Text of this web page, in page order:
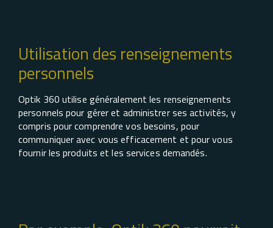
Utilisation des renseignements
personnels
Optik 360 utilise généralement les renseignements
personnels pour gérer et administrer ses activités, y
compris pour comprendre vos besoins, pour
communiquer avec vous efficacement et pour vous
fournir les produits et les services demandés.